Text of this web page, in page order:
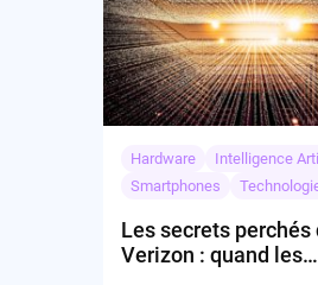
Hardware
Intelligence
Smartphones
Les secrets perchés
Verizon : quand les